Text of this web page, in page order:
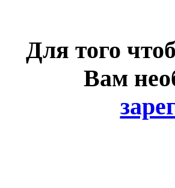
Для того
Вам